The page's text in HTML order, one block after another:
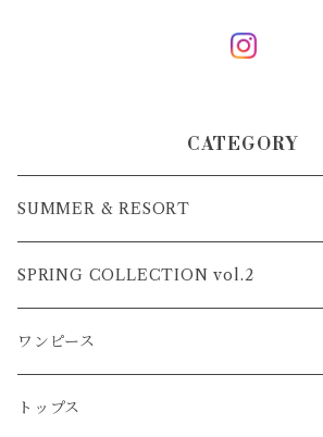
CATEGORY
SUMMER & RESORT
SPRING COLLECTION vol.2
ワンピース
トップス